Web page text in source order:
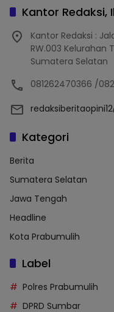
Kantor Redaksi,
Kantor Redaksi :
RW.003 Kelurahan
Sumatera Selatan
081262470366 /
Kategori
Berita
Sumatera Selatan
Jawa Tengah
Headline
Kota Prabumulih
Label
Polres Prabumulih
DPRD Sumbar